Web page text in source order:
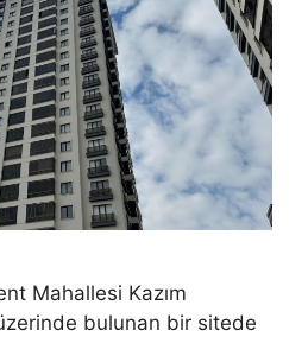
Mahallesi Kazım
bulunan bir sitede